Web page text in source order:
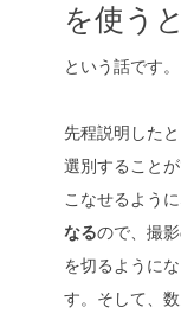
を使う
という話です。
先程説明した
選別すること
こなせるよう
なるので、撮
を切るように
す。そして、